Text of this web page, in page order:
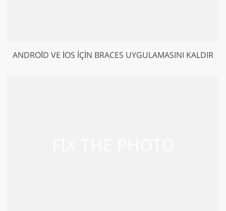
ANDROID VE IOS IÇIN BRACES UYGULAMASINI KALDIR